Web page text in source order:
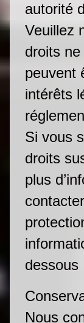
autorité
Veuillez
droits
peuvent
intérêts
Si vous
droits
plus
dessous
Nous